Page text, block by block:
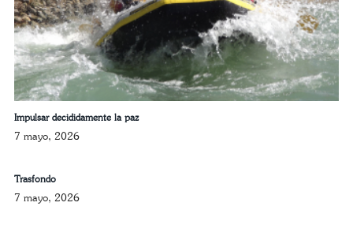
Impulsar decididamente la paz
7 mayo, 2026
Trasfondo
7 mayo, 2026